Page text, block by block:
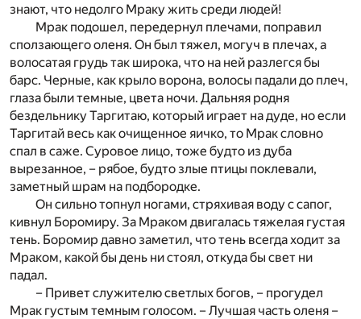
знают, что недолго Мраку жить среди людей!
Мрак подошел, передернул плечами, поправил
сползающего оленя. Он был тяжел, могуч в плечах, а
волосатая грудь так широка, что на ней разлегся бы
барс. Черные, как крыло ворона, волосы падали до плеч,
глаза были темные, цвета ночи. Дальняя родня
бездельнику Таргитаю, который играет на дуде, но если
Таргитай весь как очищенное яичко, то Мрак словно
спал в саже. Суровое лицо, тоже будто из дуба
вырезанное, – рябое, будто злые птицы поклевали,
заметный шрам на подбородке.
Он сильно топнул ногами, стряхивая воду с сапог,
кивнул Боромиру. За Мраком двигалась тяжелая густая
тень. Боромир давно заметил, что тень всегда ходит за
Мраком, какой бы день ни стоял, откуда бы свет ни
падал.
– Привет служителю светлых богов, – прогудел
Мрак густым темным голосом. – Лучшая часть оленя –